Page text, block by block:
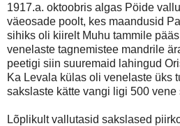
1917.a. oktoobris algas Pöide
väeosade poolt, kes maandusid
sihiks oli kiirelt Muhu tammile
venelaste tagnemistee mandrile
peetigi siin suuremaid lahingud
Ka Levala külas oli venelaste üks
sakslaste kätte vangi ligi 500 vene
Lõplikult vallutasid sakslased